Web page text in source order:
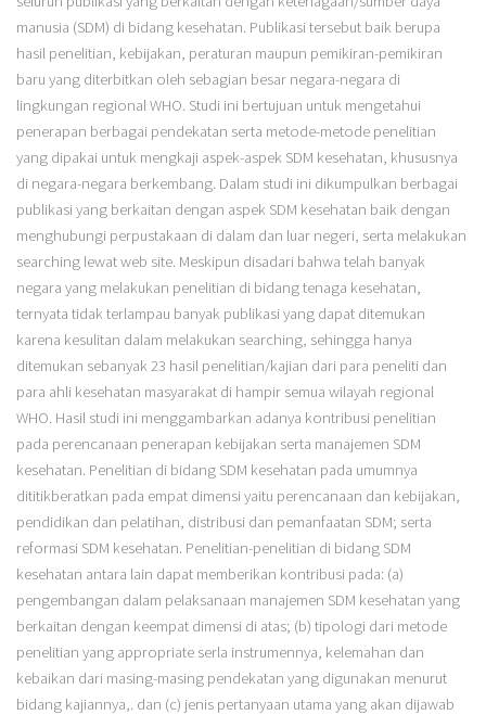
manusia (SDM) di bidang kesehatan. Publikasi tersebut baik berupa
hasil penelitian, kebijakan, peraturan maupun pemikiran-pemikiran
baru yang diterbitkan oleh sebagian besar negara-negara di
lingkungan regional WHO. Studi ini bertujuan untuk mengetahui
penerapan berbagai pendekatan serta metode-metode penelitian
yang dipakai untuk mengkaji aspek-aspek SDM kesehatan, khususnya
di negara-negara berkembang. Dalam studi ini dikumpulkan berbagai
publikasi yang berkaitan dengan aspek SDM kesehatan baik dengan
menghubungi perpustakaan di dalam dan luar negeri, serta melakukan
searching lewat web site. Meskipun disadari bahwa telah banyak
negara yang melakukan penelitian di bidang tenaga kesehatan,
ternyata tidak terlampau banyak publikasi yang dapat ditemukan
karena kesulitan dalam melakukan searching, sehingga hanya
ditemukan sebanyak 23 hasil penelitian/kajian dari para peneliti dan
para ahli kesehatan masyarakat di hampir semua wilayah regional
WHO. Hasil studi ini menggambarkan adanya kontribusi penelitian
pada perencanaan penerapan kebijakan serta manajemen SDM
kesehatan. Penelitian di bidang SDM kesehatan pada umumnya
dititikberatkan pada empat dimensi yaitu perencanaan dan kebijakan,
pendidikan dan pelatihan, distribusi dan pemanfaatan SDM; serta
reformasi SDM kesehatan. Penelitian-penelitian di bidang SDM
kesehatan antara lain dapat memberikan kontribusi pada: (a)
pengembangan dalam pelaksanaan manajemen SDM kesehatan yang
berkaitan dengan keempat dimensi di atas; (b) tipologi dari metode
penelitian yang appropriate serla instrumennya, kelemahan dan
kebaikan dari masing-masing pendekatan yang digunakan menurut
bidang kajiannya,. dan (c) jenis pertanyaan utama yang akan dijawab